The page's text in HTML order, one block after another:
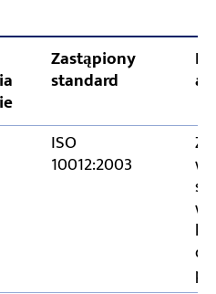
wymagania
sprzęt?
koszty sprzętu?
jest
Zastąpiony
standard
ISO
10012:2003